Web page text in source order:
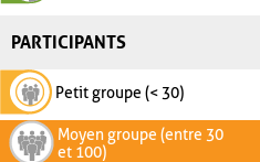
PARTICIPANTS
Petit groupe (< 30)
Moyen groupe (entre 30
et 100)